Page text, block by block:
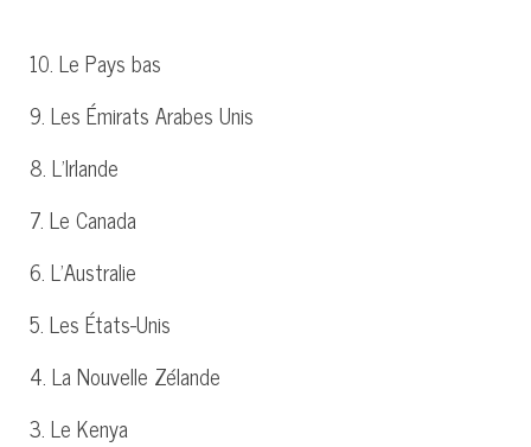
10. Le Pays bas
9. Les Émirats Arabes Unis
8. L’Irlande
7. Le Canada
6. L’Australie
5. Les États-Unis
4. La Nouvelle Zélande
3. Le Kenya